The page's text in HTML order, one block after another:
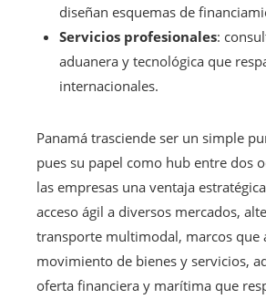
diseñan esquemas de
Servicios profesionales:
aduanera y tecnológica que
internacionales.
Panamá trasciende ser un simple
pues su papel como hub entre dos
las empresas una ventaja
acceso ágil a diversos mercados,
transporte multimodal, marcos que
movimiento de bienes y servicios,
oferta financiera y marítima que